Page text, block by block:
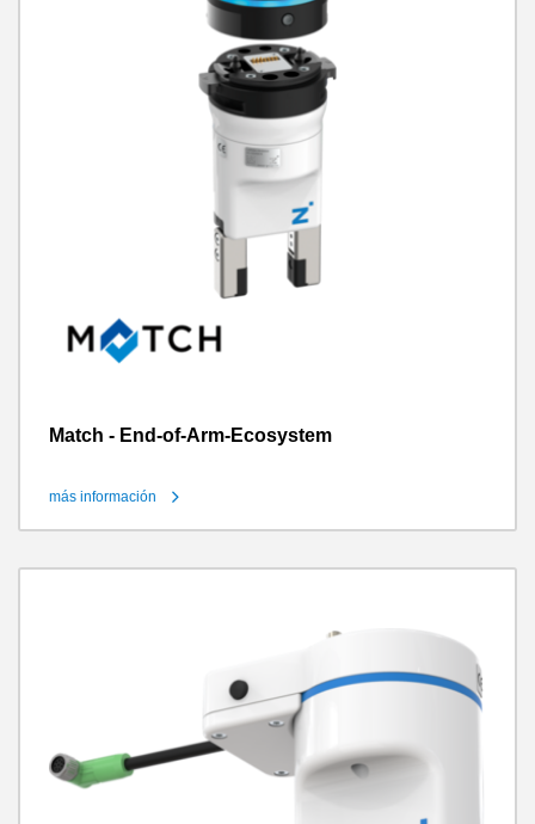
Match - End-of-Arm-Ecosystem
más información